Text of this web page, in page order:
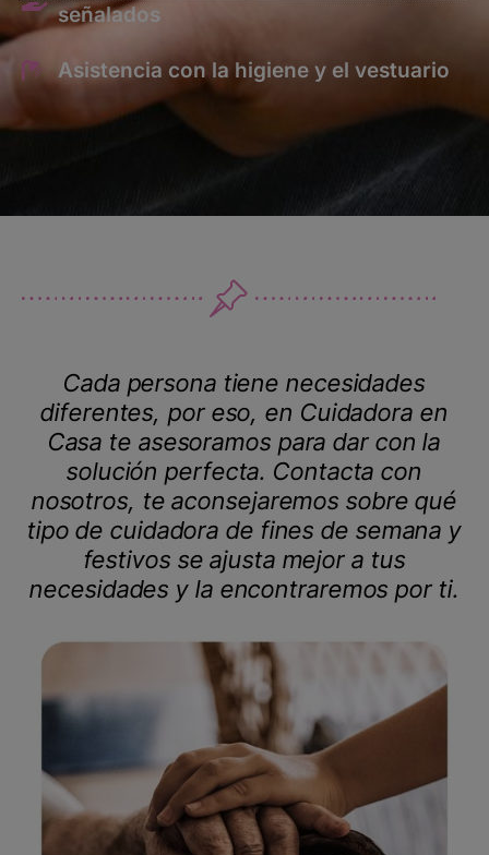
señalados
Asistencia con la higiene y el vestuario
Cada persona tiene necesidades
diferentes, por eso, en Cuidadora en
Casa te asesoramos para dar con la
solución perfecta. Contacta con
nosotros, te aconsejaremos sobre qué
tipo de cuidadora de fines de semana y
festivos se ajusta mejor a tus
necesidades y la encontraremos por ti.